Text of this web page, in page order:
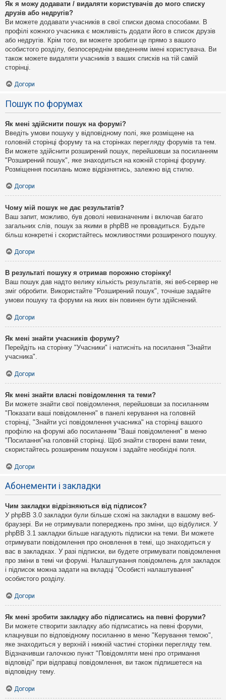
Як я можу додавати / видаляти користувачів до мого списку
друзів або недругів?
Ви можете додавати учасників в свої списки двома способами. В
профілі кожного учасника є можливість додати його в список друзів
або недругів. Крім того, ви можете зробити це прямо з вашого
особистого розділу, безпосереднім введенням імені користувача. Ви
також можете видаляти учасників з ваших списків на тій самій
сторінці.
Догори
Пошук по форумах
Як мені здійснити пошук на форумі?
Введіть умови пошуку у відповідному полі, яке розміщене на
головній сторінці форуму та на сторінках перегляду форумів та тем.
Ви можете здійснити розширений пошук, перейшовши за посиланням
"Розширений пошук", яке знаходиться на кожній сторінці форуму.
Розміщення посилань може відрізнятись, залежно від стилю.
Догори
Чому мій пошук не дає результатів?
Ваш запит, можливо, був доволі невизначеним і включав багато
загальних слів, пошук за якими в phpBB не провадиться. Будьте
більш конкретні і скористайтесь можливостями розширеного пошуку.
Догори
В результаті пошуку я отримав порожню сторінку!
Ваш пошук дав надто велику кількість результатів, які веб-сервер не
зміг обробити. Використайте "Розширений пошук", точніше задайте
умови пошуку та форуми на яких він повинен бути здійснений.
Догори
Як мені знайти учасників форуму?
Перейдіть на сторінку "Учасники" і натисніть на посилання "Знайти
учасника".
Догори
Як мені знайти власні повідомлення та теми?
Ви можете знайти свої повідомлення, перейшовши за посиланням
"Показати ваші повідомлення" в панелі керування на головній
сторінці, "Знайти усі повідомлення учасника" на сторінці вашого
профілю на форумі або посиланням "Ваші повідомлення" в меню
"Посилання"на головній сторінці. Щоб знайти створені вами теми,
скористайтесь розширеним пошуком і задайте необхідні поля.
Догори
Абонементи і закладки
Чим закладки відрізняються від підписок?
У phpBB 3.0 закладки були більше схожі на закладки в вашому веб-
браузері. Ви не отримували попереджень про зміни, що відбулися. У
phpBB 3.1 закладки більше нагадують підписки на теми. Ви можете
отримувати повідомлення про оновлення в темі, що знаходиться у
вас в закладках. У разі підписки, ви будете отримувати повідомлення
про зміни в темі чи форумі. Налаштування повідомлень для закладок
і підписок можна задати на вкладці "Особисті налаштування"
особистого розділу.
Догори
Як мені зробити закладку або підписатись на певні форуми?
Ви можете створити закладку або підписатись на певні форуми,
клацнувши по відповідному посиланню в меню "Керування темою",
яке знаходиться у верхній і нижній частині сторінки перегляду тем.
Відзначивши галочкою пункт "Повідомляти мені про отримання
відповіді" при відправці повідомлення, ви також підпишетеся на
відповідну тему.
Догори